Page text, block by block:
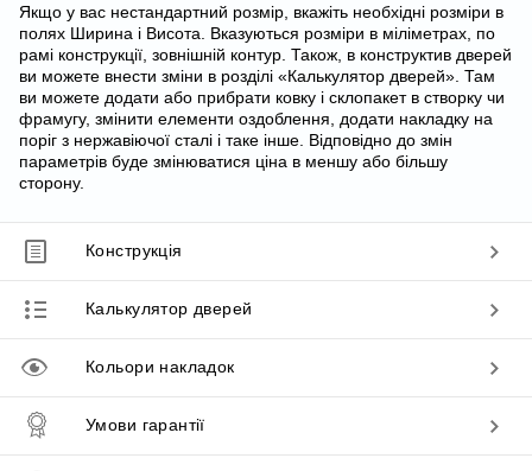
Якщо у вас нестандартний розмір, вкажіть необхідні розміри в
полях Ширина і Висота. Вказуються розміри в міліметрах, по
рамі конструкції, зовнішній контур. Також, в конструктив дверей
ви можете внести зміни в розділі «Калькулятор дверей». Там
ви можете додати або прибрати ковку і склопакет в створку чи
фрамугу, змінити елементи оздоблення, додати накладку на
поріг з нержавіючої сталі і таке інше. Відповідно до змін
параметрів буде змінюватися ціна в меншу або більшу
сторону.
Конструкція
Калькулятор дверей
Кольори накладок
Умови гарантії